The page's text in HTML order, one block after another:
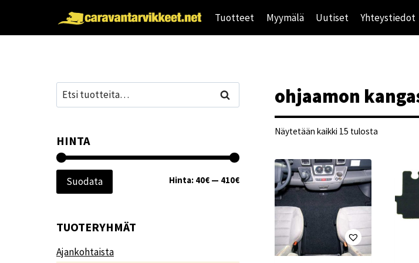
Tuotteet Myymälä Uutiset Yhteystiedot
ohjaamon
Näytetään kaikki 15 tulosta
Etsi: Haku
HINTA
Minimihinta
Maksimihinta
Suodata Hinta: 40€ — 410€
TUOTERYHMÄT
Ajankohtaista